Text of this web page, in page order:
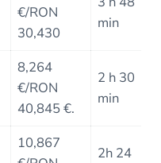
€/RON
30,430
min
8,264
€/RON
40,845 €.
2 h 30
min
10,867
2h 24